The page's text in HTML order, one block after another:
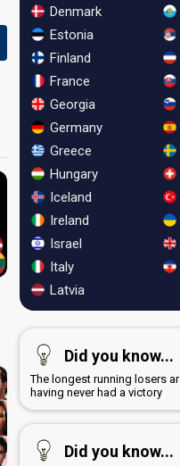
Denmark
Estonia
Finland
France
Georgia
Germany
Greece
Hungary
Iceland
Ireland
Israel
Italy
Latvia
Did you know...
The longest running losers
having never had a victory
Did you know...